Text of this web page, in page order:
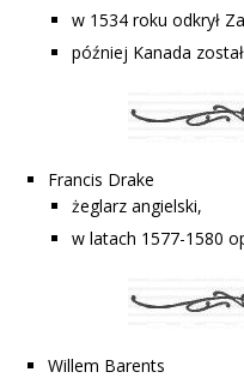
w 1534 roku odkrył
później Kanada
Francis Drake
żeglarz angielski,
w latach 1577-1580
Willem Barents